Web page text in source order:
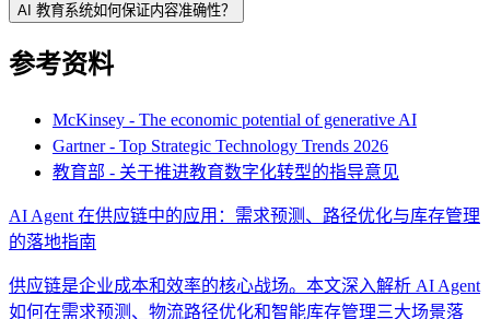
AI 教育系统如何保证内容准确性？
参考资料
McKinsey - The economic potential of generative AI
Gartner - Top Strategic Technology Trends 2026
教育部 - 关于推进教育数字化转型的指导意见
AI Agent 在供应链中的应用：需求预测、路径优化与库存管理
的落地指南
供应链是企业成本和效率的核心战场。本文深入解析 AI Agent
如何在需求预测、物流路径优化和智能库存管理三大场景落